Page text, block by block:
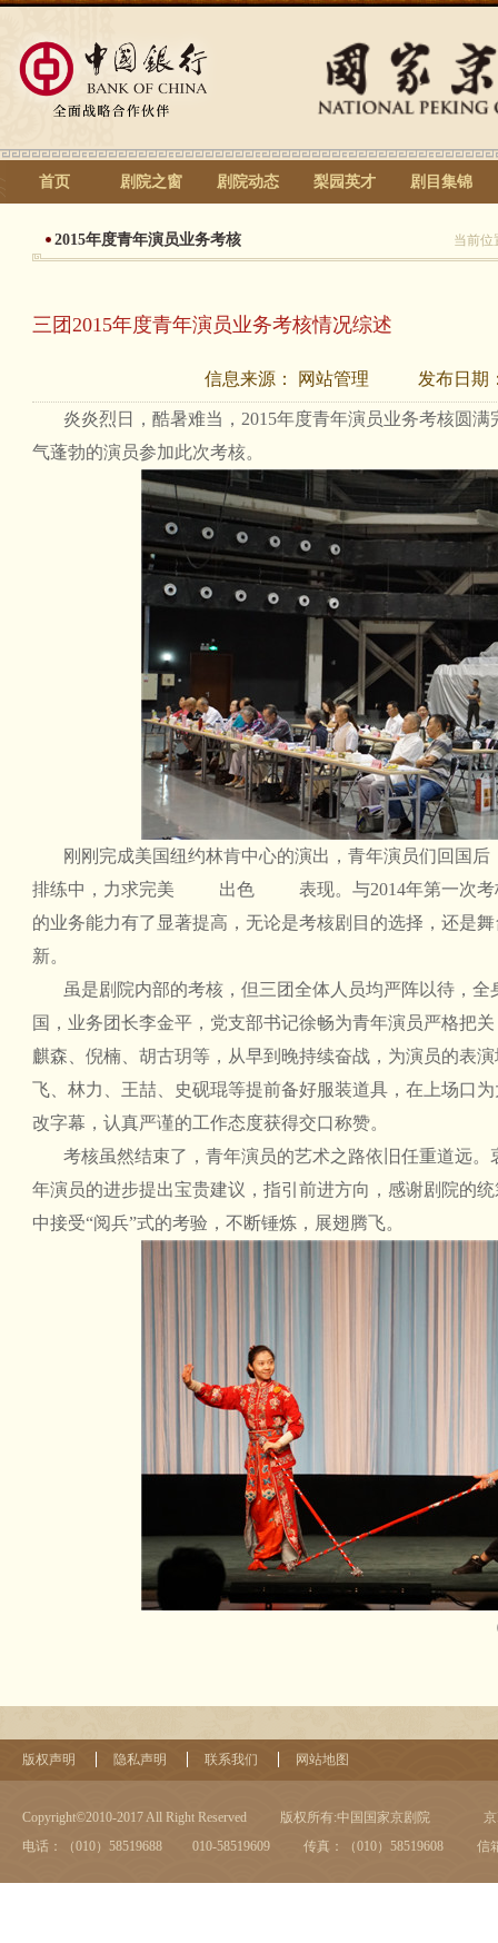
首页 剧院之窗 剧院动态 梨园英才 剧目集锦
2015年度青年演员业务考核 当前
三团2015年度青年演员业务考核情况综述
信息来源： 网站管理 发布日期
炎炎烈日，酷暑难当，2015年度青年演员业务考核圆
气蓬勃的演员参加此次考核。
刚刚完成美国纽约林肯中心的演出，青年演员们回国后
排练中，力求完美
出色
表现。与2014年第一次
的业务能力有了显著提高，无论是考核剧目的选择，还是
新。
虽是剧院内部的考核，但三团全体人员均严阵以待，
国，业务团长李金平，党支部书记徐畅为青年演员严格把
麒森、倪楠、胡古玥等，从早到晚持续奋战，为演员的表
飞、林力、王喆、史砚琨等提前备好服装道具，在上场口
改字幕，认真严谨的工作态度获得交口称赞。
考核虽然结束了，青年演员的艺术之路依旧任重道远
年演员的进步提出宝贵建议，指引前进方向，感谢剧院的
中接受“阅兵”式的考验，不断锤炼，展翅腾飞。
版权声明 隐私声明 联系我们 网站地图
Copyright©2010-2017 All Right Reserved 版权所有:中国国家京剧院
电话：（010）58519688 010-58519609
传真：（010）58519608 信